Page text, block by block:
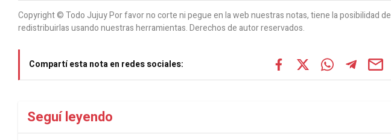
Copyright © Todo Jujuy Por favor no corte ni pegue en la web nuestras notas, tiene la posibilidad de
redistribuirlas usando nuestras herramientas. Derechos de autor reservados.
Compartí esta nota en redes sociales:
Seguí leyendo